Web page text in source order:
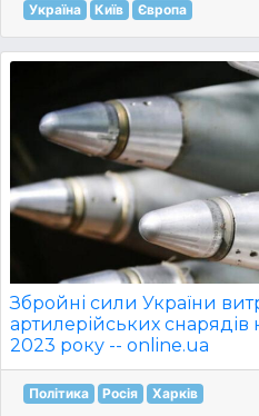
Україна Київ Європа
Збройні сили України
артилерійських снарядів
2023 року -- online.ua
Політика Росія Харків